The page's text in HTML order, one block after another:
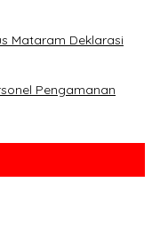
Mataram Deklarasi
Pengamanan